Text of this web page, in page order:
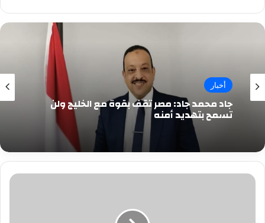
أخبار
جاد محمد جاد: مصر تقف بقوة مع الخليج ولن
تسمح بتهديد أمنه
الخطيب